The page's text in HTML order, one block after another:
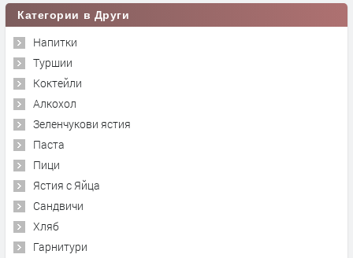
Категории в Други
Напитки
Туршии
Коктейли
Алкохол
Зеленчукови ястия
Паста
Пици
Ястия с Яйца
Сандвичи
Хляб
Гарнитури